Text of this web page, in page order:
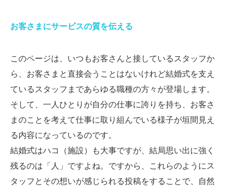
お客さまにサービスの質を伝える
このページは、いつもお客さんと接しているスタッフか
ら、お客さまと直接会うことはないけれど結婚式を支え
ているスタッフまであらゆる職種の方々が登場します。
そして、一人ひとりが自分の仕事に誇りを持ち、お客さ
まのことを考えて仕事に取り組んでいる様子が垣間見え
る内容になっているのです。
結婚式はハコ（施設）も大事ですが、結局思い出に強く
残るのは「人」ですよね。ですから、これらのようにス
タッフとその想いが感じられる投稿をすることで、自然